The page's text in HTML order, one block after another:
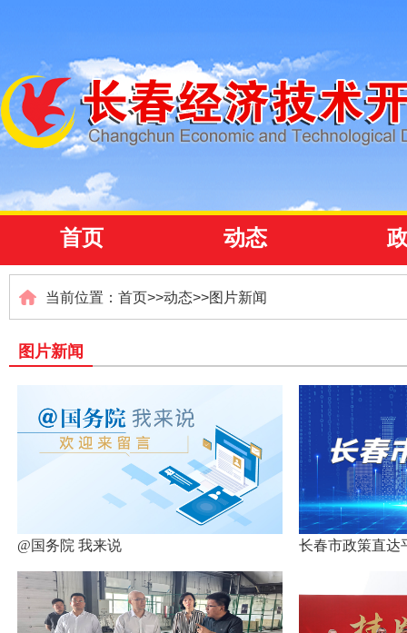
首页 动态
当前位置： 首页>>动态>>图片新闻
图片新闻
@国务院 我来说 长春市政策直达